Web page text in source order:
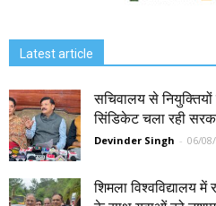
Latest article
सचिवालय से
सिंडिकेट चला रही
Devinder Singh - 06/
शिमला विश्वविद्यालय